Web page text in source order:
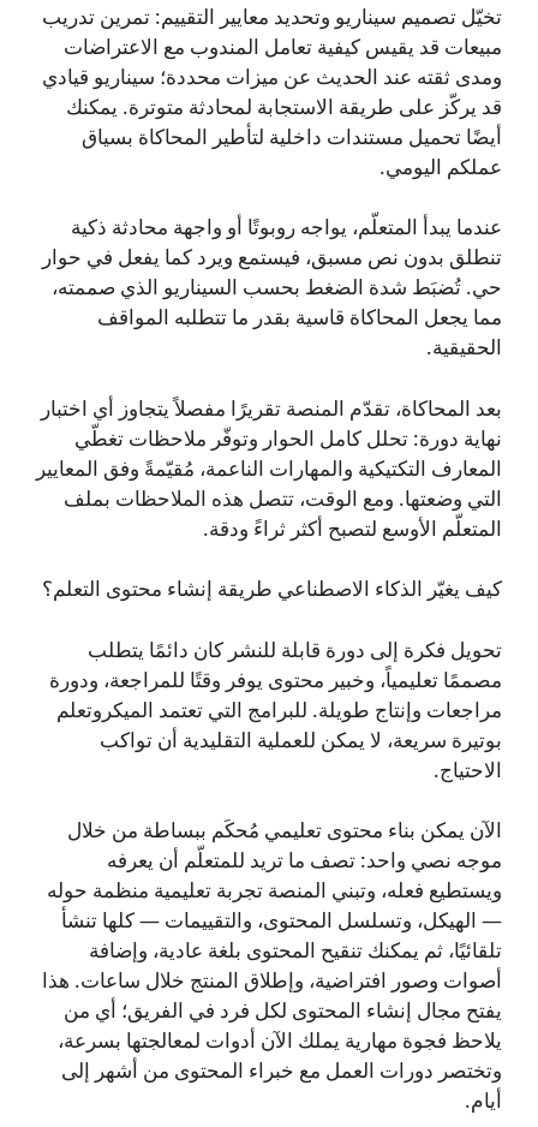
تخيّل تصميم سيناريو وتحديد معايير التقييم: تمرين تدريب
مبيعات قد يقيس كيفية تعامل المندوب مع الاعتراضات
ومدى ثقته عند الحديث عن ميزات محددة؛ سيناريو قيادي
قد يركّز على طريقة الاستجابة لمحادثة متوترة. يمكنك
أيضًا تحميل مستندات داخلية لتأطير المحاكاة بسياق
عملكم اليومي.
عندما يبدأ المتعلّم، يواجه روبوتًا أو واجهة محادثة ذكية
تنطلق بدون نص مسبق، فيستمع ويرد كما يفعل في حوار
حي. تُضبَط شدة الضغط بحسب السيناريو الذي صممته،
مما يجعل المحاكاة قاسية بقدر ما تتطلبه المواقف
الحقيقية.
بعد المحاكاة، تقدّم المنصة تقريرًا مفصلاً يتجاوز أي اختبار
نهاية دورة: تحلل كامل الحوار وتوفّر ملاحظات تغطّي
المعارف التكتيكية والمهارات الناعمة، مُقيّمةً وفق المعايير
التي وضعتها. ومع الوقت، تتصل هذه الملاحظات بملف
المتعلّم الأوسع لتصبح أكثر ثراءً ودقة.
كيف يغيّر الذكاء الاصطناعي طريقة إنشاء محتوى التعلم؟
تحويل فكرة إلى دورة قابلة للنشر كان دائمًا يتطلب
مصممًا تعليمياً، وخبير محتوى يوفر وقتًا للمراجعة، ودورة
مراجعات وإنتاج طويلة. للبرامج التي تعتمد الميكروتعلم
بوتيرة سريعة، لا يمكن للعملية التقليدية أن تواكب
الاحتياج.
الآن يمكن بناء محتوى تعليمي مُحكَم ببساطة من خلال
موجه نصي واحد: تصف ما تريد للمتعلّم أن يعرفه
ويستطيع فعله، وتبني المنصة تجربة تعليمية منظمة حوله
— الهيكل، وتسلسل المحتوى، والتقييمات — كلها تنشأ
تلقائيًا، ثم يمكنك تنقيح المحتوى بلغة عادية، وإضافة
أصوات وصور افتراضية، وإطلاق المنتج خلال ساعات. هذا
يفتح مجال إنشاء المحتوى لكل فرد في الفريق؛ أي من
يلاحظ فجوة مهارية يملك الآن أدوات لمعالجتها بسرعة،
وتختصر دورات العمل مع خبراء المحتوى من أشهر إلى
أيام.